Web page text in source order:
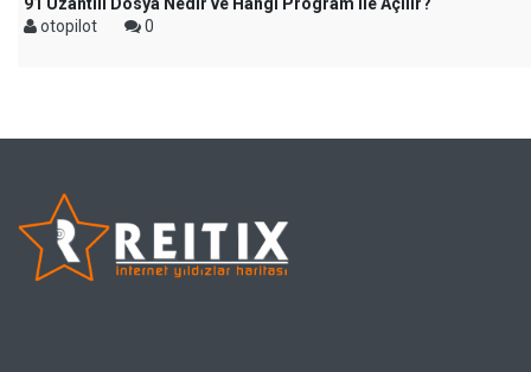
otopilot
0